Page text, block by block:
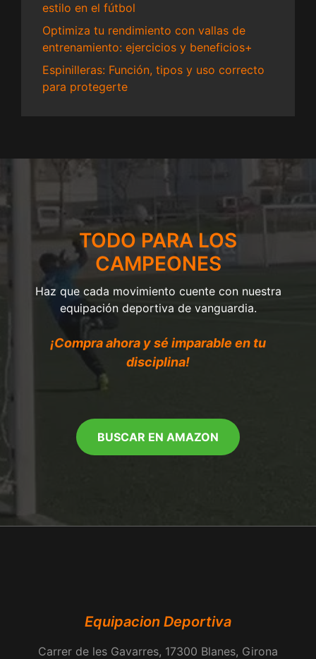
estilo en el fútbol
Optimiza tu rendimiento con vallas de
entrenamiento: ejercicios y beneficios+
Espinilleras: Función, tipos y uso correcto
para protegerte
TODO PARA LOS
CAMPEONES
Haz que cada movimiento cuente con nuestra
equipación deportiva de vanguardia.
¡Compra ahora y sé imparable en tu
disciplina!
BUSCAR EN AMAZON
Equipacion Deportiva
Carrer de les Gavarres, 17300 Blanes, Girona